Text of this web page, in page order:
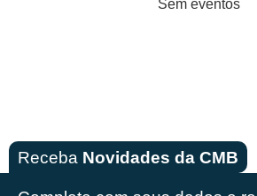
Sem eventos
Receba Novidades da CMB